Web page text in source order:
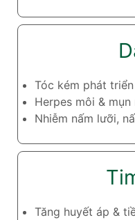
Tóc kém phát
Herpes môi & mụn
Nhiễm nấm lưỡi,
Tăng huyết áp &